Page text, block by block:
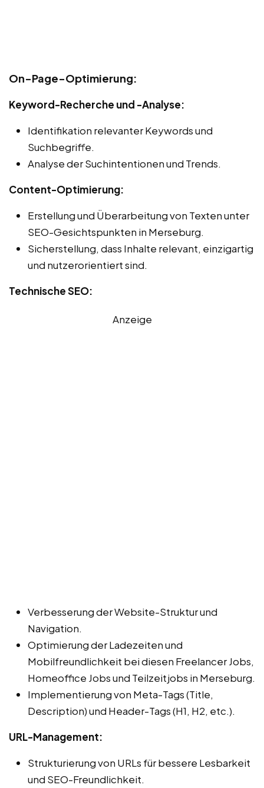
On-Page-Optimierung:
Keyword-Recherche und -Analyse:
Identifikation relevanter Keywords und
Suchbegriffe.
Analyse der Suchintentionen und Trends.
Content-Optimierung:
Erstellung und Überarbeitung von Texten unter
SEO-Gesichtspunkten in Merseburg.
Sicherstellung, dass Inhalte relevant, einzigartig
und nutzerorientiert sind.
Technische SEO:
Anzeige
Verbesserung der Website-Struktur und
Navigation.
Optimierung der Ladezeiten und
Mobilfreundlichkeit bei diesen Freelancer Jobs,
Homeoffice Jobs und Teilzeitjobs in Merseburg.
Implementierung von Meta-Tags (Title,
Description) und Header-Tags (H1, H2, etc.).
URL-Management:
Strukturierung von URLs für bessere Lesbarkeit
und SEO-Freundlichkeit.